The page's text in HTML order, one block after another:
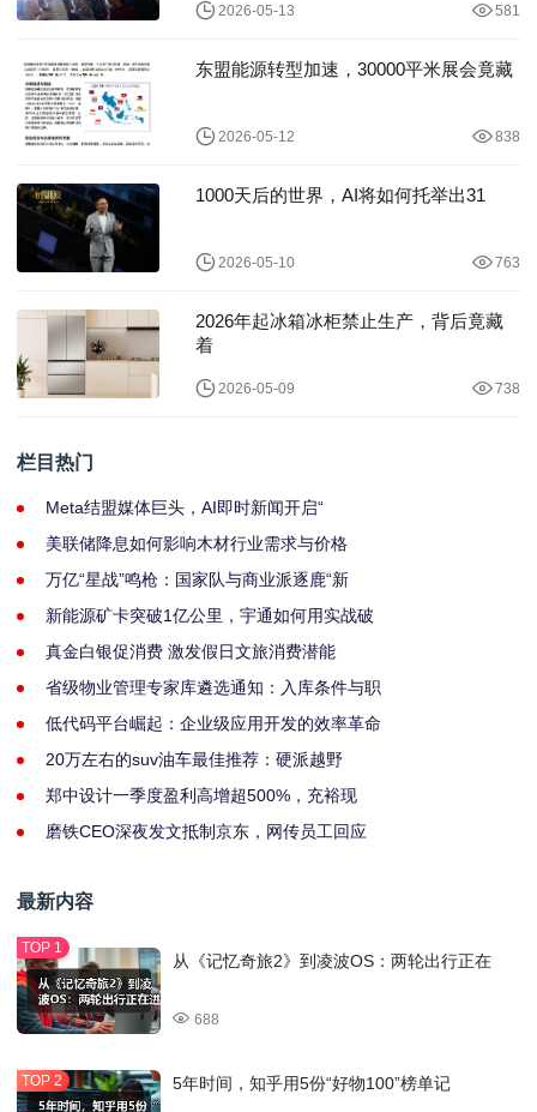
2026-05-13 581
东盟能源转型加速，30000平米展会竟藏
2026-05-12 838
1000天后的世界，AI将如何托举出31
2026-05-10 763
2026年起冰箱冰柜禁止生产，背后竟藏
着
2026-05-09 738
栏目热门
Meta结盟媒体巨头，AI即时新闻开启“
美联储降息如何影响木材行业需求与价格
万亿“星战”鸣枪：国家队与商业派逐鹿“新
新能源矿卡突破1亿公里，宇通如何用实战破
真金白银促消费 激发假日文旅消费潜能
省级物业管理专家库遴选通知：入库条件与职
低代码平台崛起：企业级应用开发的效率革命
20万左右的suv油车最佳推荐：硬派越野
郑中设计一季度盈利高增超500%，充裕现
磨铁CEO深夜发文抵制京东，网传员工回应
最新内容
从《记忆奇旅2》到凌波OS：两轮出行正在
688
5年时间，知乎用5份“好物100”榜单记